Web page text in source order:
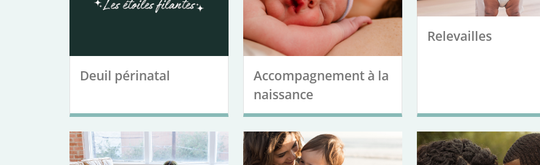
Deuil périnatal
Accompagnement à la
naissance
Relevailles